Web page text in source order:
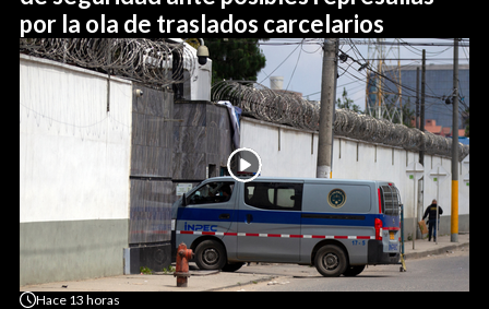
por la ola de traslados carcelarios
Hace 13 horas